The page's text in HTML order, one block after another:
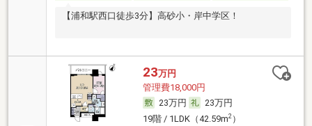
【浦和駅西口徒歩3分】高砂小・岸中学区！
23万円
管理費18,000円
23万円
23万円
19階 / 1LDK（42.59m2）